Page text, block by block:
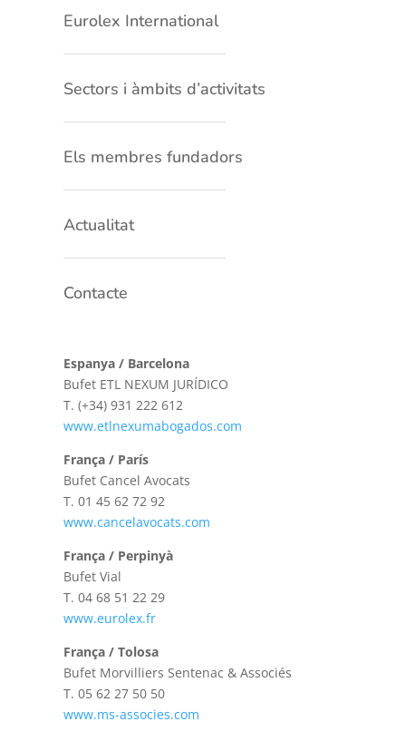
Eurolex International
Sectors i àmbits d’activitats
Els membres fundadors
Actualitat
Contacte
Espanya / Barcelona
Bufet ETL NEXUM JURÍDICO
T. (+34) 931 222 612
www.etlnexumabogados.com
França / París
Bufet Cancel Avocats
T. 01 45 62 72 92
www.cancelavocats.com
França / Perpinyà
Bufet Vial
T. 04 68 51 22 29
www.eurolex.fr
França / Tolosa
Bufet Morvilliers Sentenac & Associés
T. 05 62 27 50 50
www.ms-associes.com